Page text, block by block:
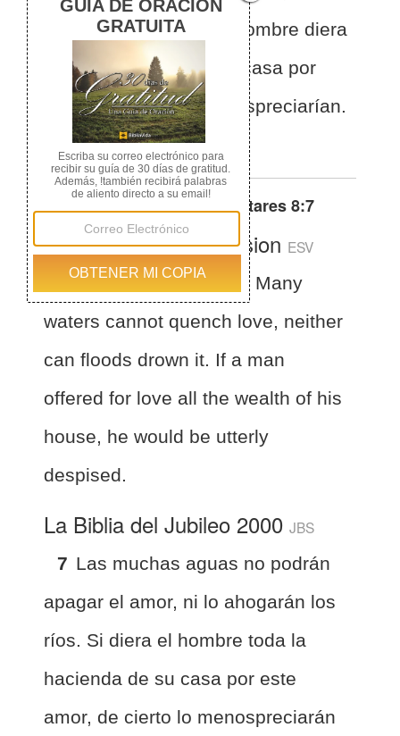
ríos lo anegarán; si el hombre diera
todos los bienes de su casa por
amor, de cierto lo menospreciarían.
EL CORO:
Otras traducciones deCantares 8:7
English Standard Version ESV
Song of Solomon 8:7
Many
waters cannot quench love, neither
can floods drown it. If a man
offered for love all the wealth of his
house, he would be utterly
despised.
La Biblia del Jubileo 2000 JBS
7 Las muchas aguas no podrán
apagar el amor, ni lo ahogarán los
ríos. Si diera el hombre toda la
hacienda de su casa por este
amor, de cierto lo menospreciarán